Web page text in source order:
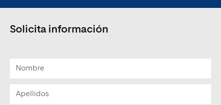
Solicita información